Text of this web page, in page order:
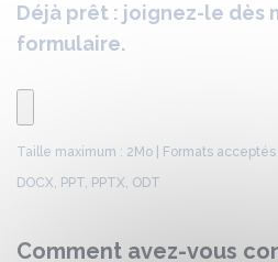
Déjà prêt : joignez-le dès
formulaire.
Taille maximum : 2Mo | Formats acceptés :
DOCX, PPT, PPTX, ODT
Comment avez-vous